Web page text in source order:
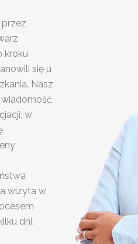
kroku
się u
Nasz
w
wizyta w
dni.